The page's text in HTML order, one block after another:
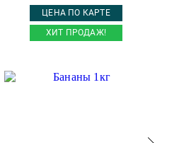
ЦЕНА ПО КАРТЕ
ХИТ ПРОДАЖ!